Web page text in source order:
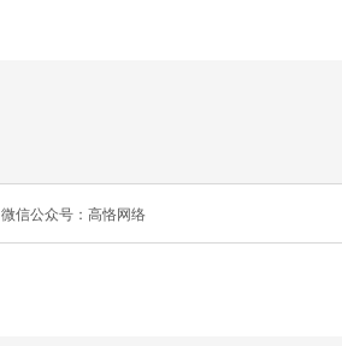
微信公众号：高恪网络